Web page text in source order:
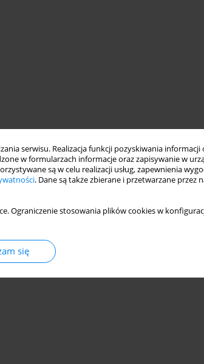
serwisu. Realizacja funkcji pozyskiwania
w formularzach informacje oraz zapisywanie w
są w celu realizacji usług, zapewnienia
. Dane są także zbierane i przetwarzane przez
Ograniczenie stosowania plików cookies w
się